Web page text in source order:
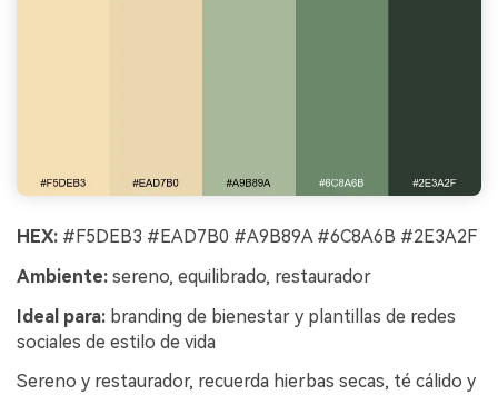
HEX: #F5DEB3 #EAD7B0 #A9B89A #6C8A6B #2E3A2F
Ambiente: sereno, equilibrado, restaurador
Ideal para: branding de bienestar y plantillas de redes
sociales de estilo de vida
Sereno y restaurador, recuerda hierbas secas, té cálido y